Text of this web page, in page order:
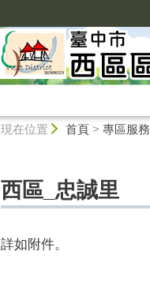
現在位置 首頁> 專區服務
西區_忠誠里
詳如附件。